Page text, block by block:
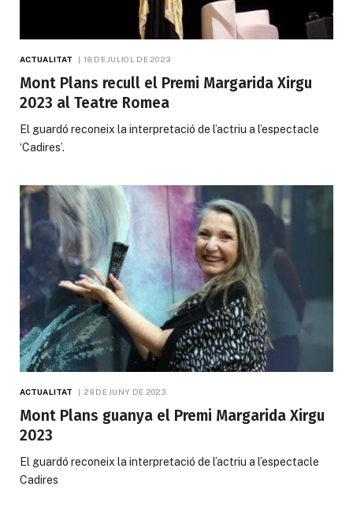
ACTUALITAT 18 DE JULIOL DE 2023
Mont Plans recull el Premi Margarida Xirgu
2023 al Teatre Romea
El guardó reconeix la interpretació de l’actriu a l’espectacle
‘Cadires’.
ACTUALITAT 29 DE JUNY DE 2023
Mont Plans guanya el Premi Margarida Xirgu
2023
El guardó reconeix la interpretació de l’actriu a l’espectacle
Cadires